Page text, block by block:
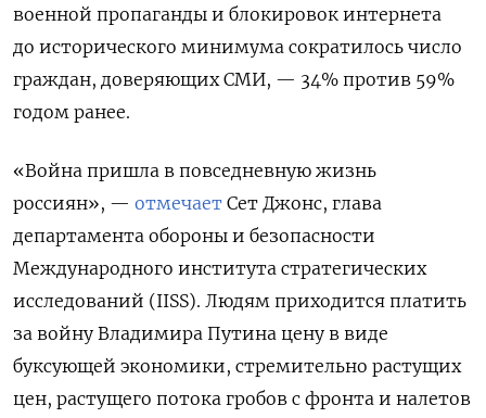
военной пропаганды и блокировок интернета
до исторического минимума сократилось число
граждан, доверяющих СМИ, — 34% против 59%
годом ранее.
«Война пришла в повседневную жизнь
россиян», — отмечает Сет Джонс, глава
департамента обороны и безопасности
Международного института стратегических
исследований (IISS). Людям приходится платить
за войну Владимира Путина цену в виде
буксующей экономики, стремительно растущих
цен, растущего потока гробов с фронта и налетов